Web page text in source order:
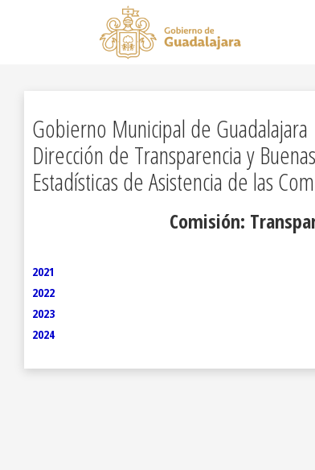
Gobierno Municipal de Guadalajara
Dirección de Transparencia y
Estadísticas de Asistencia de las
Comisión:
2021
2022
2023
2024